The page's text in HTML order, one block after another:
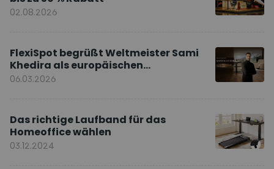
02.08.2026
FlexiSpot begrüßt Weltmeister Sami
Khedira als europäischen
Markenbotschafter
06.03.2026
Das richtige Laufband für das
Homeoffice wählen
03.12.2024